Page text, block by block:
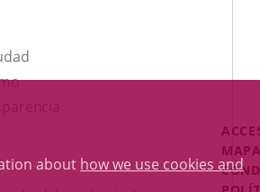
about how we use cookies and
This
open
Menú
Legal
Footer
MAPA